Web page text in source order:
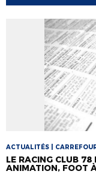
ACTUALITÉS |
LE RACING CLUB 78
ANIMATION, FOOT